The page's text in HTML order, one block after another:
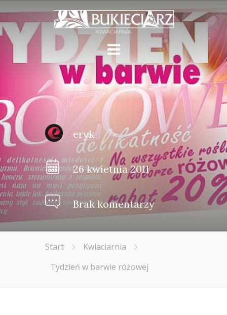
eryk
26 kwietnia 2011
Brak komentarzy
Start
Kwiaciarnia
Tydzień w barwie różowej